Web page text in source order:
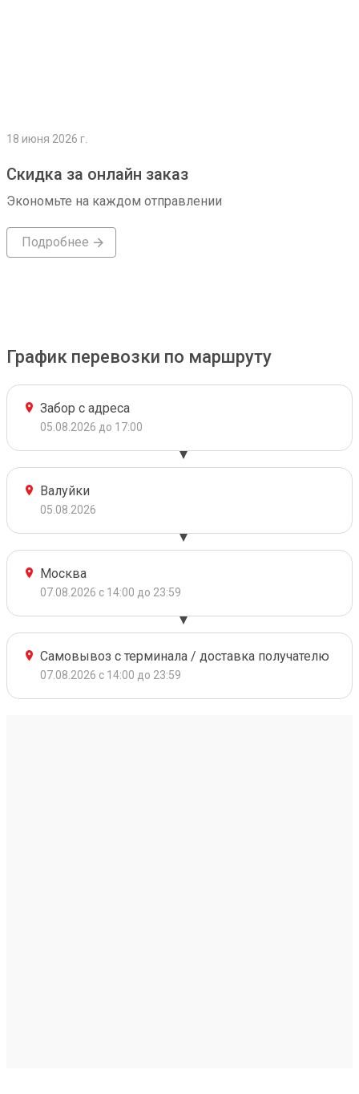
18 июня 2026 г.
Скидка за онлайн заказ
Экономьте на каждом отправлении
Подробнее
График перевозки по маршруту
Забор с адреса
05.08.2026 до 17:00
Валуйки
05.08.2026
Москва
07.08.2026 с 14:00 до 23:59
Самовывоз с терминала / доставка получателю
07.08.2026 с 14:00 до 23:59